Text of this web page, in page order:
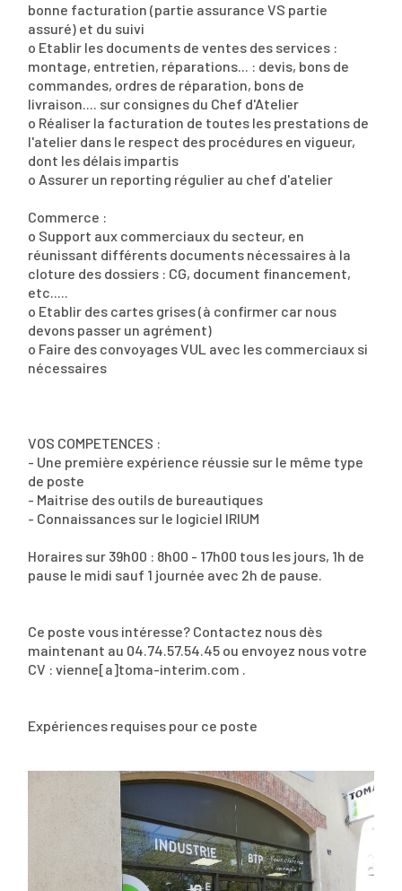
bonne facturation (partie assurance VS partie
assuré) et du suivi
o Etablir les documents de ventes des services :
montage, entretien, réparations... : devis, bons de
commandes, ordres de réparation, bons de
livraison.... sur consignes du Chef d'Atelier
o Réaliser la facturation de toutes les prestations de
l'atelier dans le respect des procédures en vigueur,
dont les délais impartis
o Assurer un reporting régulier au chef d'atelier
Commerce :
o Support aux commerciaux du secteur, en
réunissant différents documents nécessaires à la
cloture des dossiers : CG, document financement,
etc.....
o Etablir des cartes grises (à confirmer car nous
devons passer un agrément)
o Faire des convoyages VUL avec les commerciaux si
nécessaires
VOS COMPETENCES :
- Une première expérience réussie sur le même type
de poste
- Maitrise des outils de bureautiques
- Connaissances sur le logiciel IRIUM
Horaires sur 39h00 : 8h00 - 17h00 tous les jours, 1h de
pause le midi sauf 1 journée avec 2h de pause.
Ce poste vous intéresse? Contactez nous dès
maintenant au 04.74.57.54.45 ou envoyez nous votre
CV : vienne[a]toma-interim.com .
Expériences requises pour ce poste